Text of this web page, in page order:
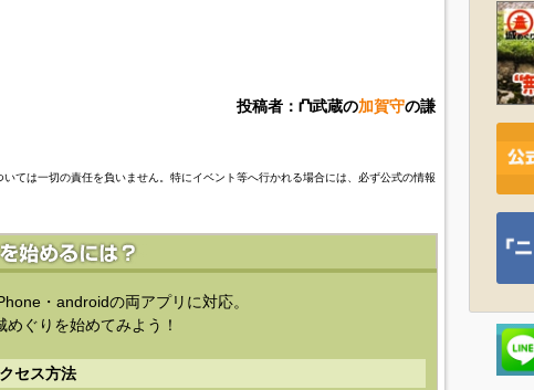
投稿者：⛫武蔵の加賀守の謙
ては一切の責任を負いません。特にイベント等へ行かれる場合には、必ず公式の情報
・androidの両アプリに対応。
ぐりを始めてみよう！
セス方法